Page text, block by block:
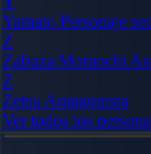
Yamato Personaje
Z
Zabuza Momochi
Z
Zetsu Antagonista
Ver todos los